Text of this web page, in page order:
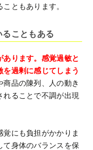
ともあります。
こともある
ります。感覚過敏と
過剰に感じてしまう
商品の陳列、人の動き
ることで不調が出現
覚にも負担がかかりま
て身体のバランスを保